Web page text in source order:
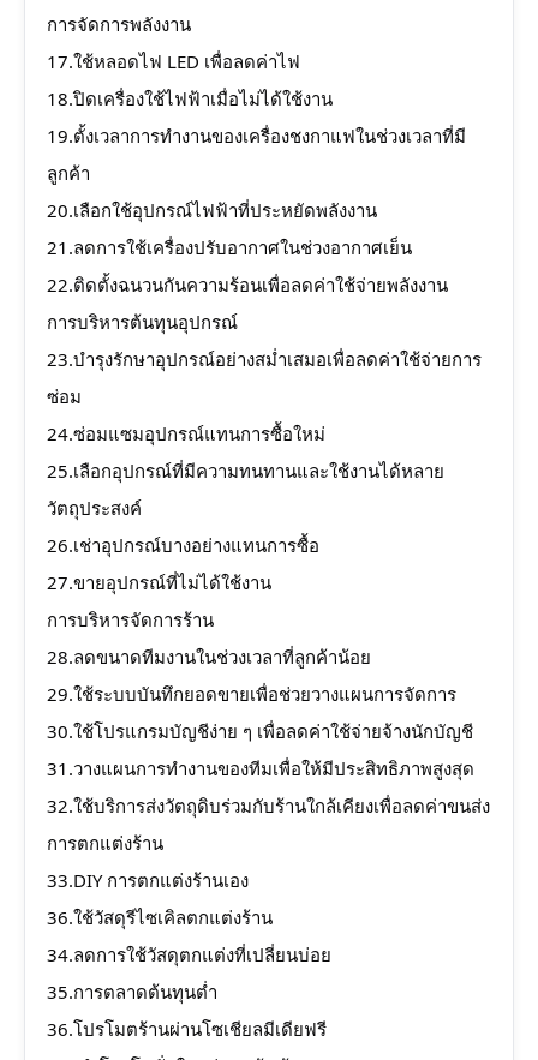
การจัดการพลังงาน
17.ใช้หลอดไฟ LED เพื่อลดค่าไฟ
18.ปิดเครื่องใช้ไฟฟ้าเมื่อไม่ได้ใช้งาน
19.ตั้งเวลาการทำงานของเครื่องชงกาแฟในช่วงเวลาที่มี
ลูกค้า
20.เลือกใช้อุปกรณ์ไฟฟ้าที่ประหยัดพลังงาน
21.ลดการใช้เครื่องปรับอากาศในช่วงอากาศเย็น
22.ติดตั้งฉนวนกันความร้อนเพื่อลดค่าใช้จ่ายพลังงาน
การบริหารต้นทุนอุปกรณ์
23.บำรุงรักษาอุปกรณ์อย่างสม่ำเสมอเพื่อลดค่าใช้จ่ายการ
ซ่อม
24.ซ่อมแซมอุปกรณ์แทนการซื้อใหม่
25.เลือกอุปกรณ์ที่มีความทนทานและใช้งานได้หลาย
วัตถุประสงค์
26.เช่าอุปกรณ์บางอย่างแทนการซื้อ
27.ขายอุปกรณ์ที่ไม่ได้ใช้งาน
การบริหารจัดการร้าน
28.ลดขนาดทีมงานในช่วงเวลาที่ลูกค้าน้อย
29.ใช้ระบบบันทึกยอดขายเพื่อช่วยวางแผนการจัดการ
30.ใช้โปรแกรมบัญชีง่าย ๆ เพื่อลดค่าใช้จ่ายจ้างนักบัญชี
31.วางแผนการทำงานของทีมเพื่อให้มีประสิทธิภาพสูงสุด
32.ใช้บริการส่งวัตถุดิบร่วมกับร้านใกล้เคียงเพื่อลดค่าขนส่ง
การตกแต่งร้าน
33.DIY การตกแต่งร้านเอง
36.ใช้วัสดุรีไซเคิลตกแต่งร้าน
34.ลดการใช้วัสดุตกแต่งที่เปลี่ยนบ่อย
35.การตลาดต้นทุนต่ำ
36.โปรโมตร้านผ่านโซเชียลมีเดียฟรี